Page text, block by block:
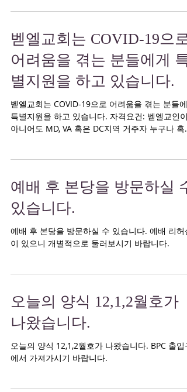
벧엘교회는 COVID-19으로
어려움을 겪는 분들에게 특
별지원을 하고 있습니다.
벧엘교회는 COVID-19으로 어려움을 겪는 분들에
특별지원을 하고 있습니다. 자격요건: 벧엘교인이
아니어도 MD, VA 혹은 DC지역 거주자 누구나 혹은
예배 후 본당을 방문하실 수
있습니다.
예배 후 본당을 방문하실 수 있습니다. 예배 리허설
이 있으니 개별적으로 둘러보시기 바랍니다.
오늘의 양식 12,1,2월호가
나왔습니다.
오늘의 양식 12,1,2월호가 나왔습니다. BPC 출입구
에서 가져가시기 바랍니다.